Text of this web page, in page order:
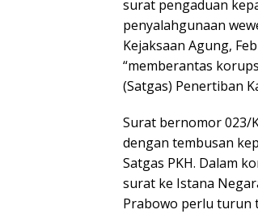
surat pengaduan
penyalahgunaan
Kejaksaan Agung,
“memberantas
(Satgas) Penertiban
Surat bernomor 023/
dengan tembusan
Satgas PKH. Dalam
surat ke Istana
Prabowo perlu turun